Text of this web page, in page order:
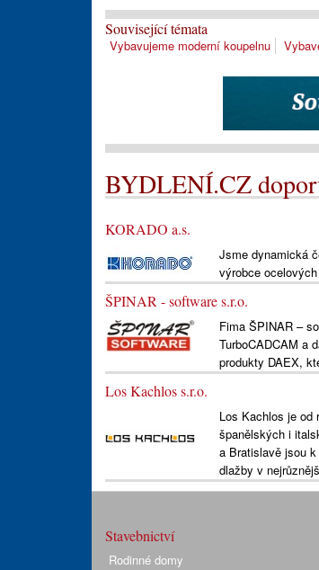
Související témata
Vybavujeme moderní koupelnu
BYDLENÍ.CZ
KORADO a.s.
Jsme dynamická
výrobce
ŠPINAR - software s.r.o.
Fima ŠPINAR –
TurboCADCAM a
produkty DAEX,
Los Kachlos s.r.o.
Los Kachlos je od
španělských i
a Bratislavě jsou
dlažby v
Stavebnictví
Rodinné domy